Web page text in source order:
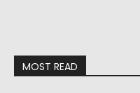
MOST READ